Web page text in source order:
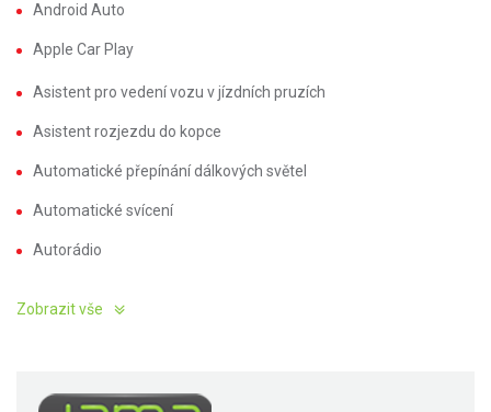
Android Auto
Apple Car Play
Asistent pro vedení vozu v jízdních pruzích
Asistent rozjezdu do kopce
Automatické přepínání dálkových světel
Automatické svícení
Autorádio
Zobrazit vše